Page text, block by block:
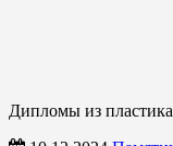
Дипломы из пластика